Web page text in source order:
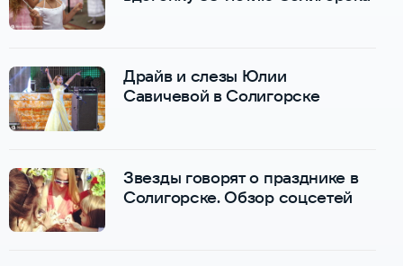
Драйв и слезы Юлии
Савичевой в Солигорске
Звезды говорят о празднике в
Солигорске. Обзор соцсетей